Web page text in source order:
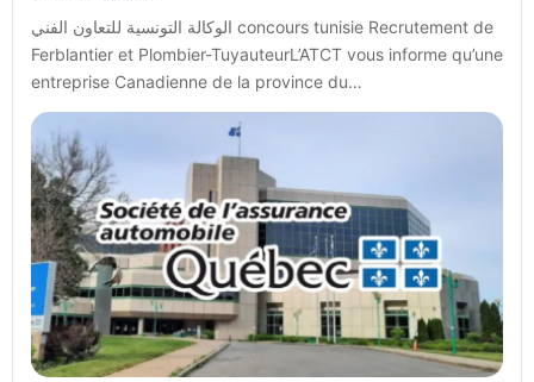
الوكالة التونسية للتعاون الفني concours tunisie Recrutement de
Ferblantier et Plombier-TuyauteurL’ATCT vous informe qu’une
entreprise Canadienne de la province du…